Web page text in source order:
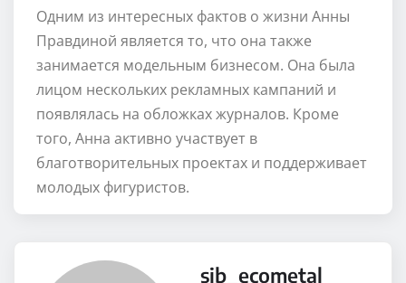
Одним из интересных фактов о жизни Анны
Правдиной является то, что она также
занимается модельным бизнесом. Она была
лицом нескольких рекламных кампаний и
появлялась на обложках журналов. Кроме
того, Анна активно участвует в
благотворительных проектах и поддерживает
молодых фигуристов.
sib_ecometal